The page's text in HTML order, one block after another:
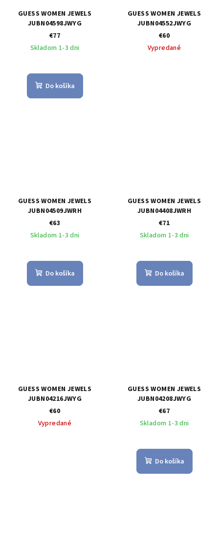
GUESS WOMEN JEWELS
JUBN04598JWYG
€77
Skladom 1-3 dni
Do košíka
GUESS WOMEN JEWELS
JUBN04552JWYG
€60
Vypredané
GUESS WOMEN JEWELS
JUBN04509JWRH
€63
Skladom 1-3 dni
Do košíka
GUESS WOMEN JEWELS
JUBN04408JWRH
€71
Skladom 1-3 dni
Do košíka
GUESS WOMEN JEWELS
JUBN04216JWYG
€60
Vypredané
GUESS WOMEN JEWELS
JUBN04208JWYG
€67
Skladom 1-3 dni
Do košíka